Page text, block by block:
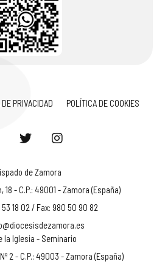
PRIVACIDAD POLÍTICA DE COOKIES
de Zamora
- C.P.: 49001 - Zamora (España)
18 02 / Fax: 980 50 90 82
la Iglesia - Seminario
2 - C.P.: 49003 - Zamora (España)